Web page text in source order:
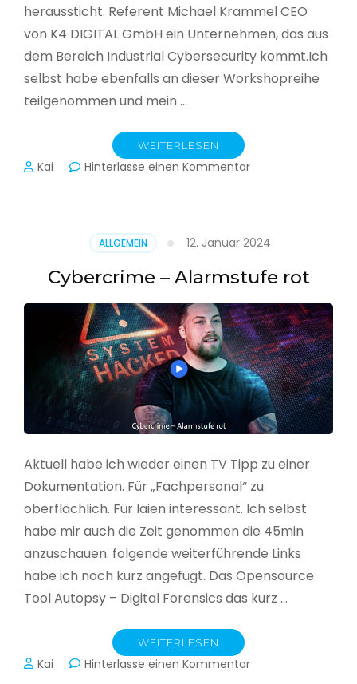
heraussticht. Referent Michael Krammel CEO
von K4 DIGITAL GmbH ein Unternehmen, das aus
dem Bereich Industrial Cybersecurity kommt.Ich
selbst habe ebenfalls an dieser Workshopreihe
teilgenommen und mein …
WEITERLESEN
Kai Hinterlasse einen Kommentarzu
Produktion
ALLGEMEIN 12. Januar 2024
Cybercrime – Alarmstufe rot
Aktuell habe ich wieder einen TV Tipp zu einer
Dokumentation. Für „Fachpersonal“ zu
oberflächlich. Für laien interessant. Ich selbst
habe mir auch die Zeit genommen die 45min
anzuschauen. folgende weiterführende Links
habe ich noch kurz angefügt. Das Opensource
Tool Autopsy – Digital Forensics das kurz …
WEITERLESEN
Kai Hinterlasse einen Kommentarzu